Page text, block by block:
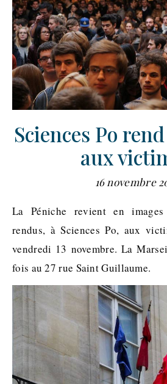
Sciences Po
aux
16 novembre
La Péniche revient en images sur les hommages
rendus, à Sciences Po, aux
vendredi 13 novembre. La
fois au 27 rue Saint Guillaume.